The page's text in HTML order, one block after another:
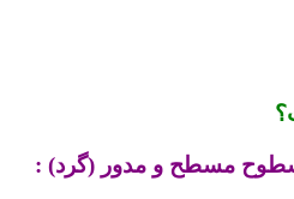
مسطح و مدور (گرد) :